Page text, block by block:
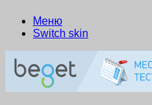
Меню
Switch skin